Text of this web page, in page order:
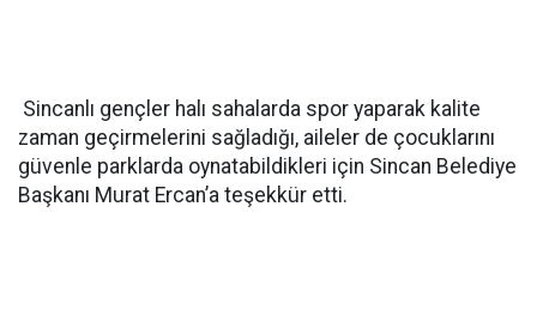
Sincanlı gençler halı sahalarda spor yaparak kalite
zaman geçirmelerini sağladığı, aileler de çocuklarını
güvenle parklarda oynatabildikleri için Sincan Belediye
Başkanı Murat Ercan’a teşekkür etti.